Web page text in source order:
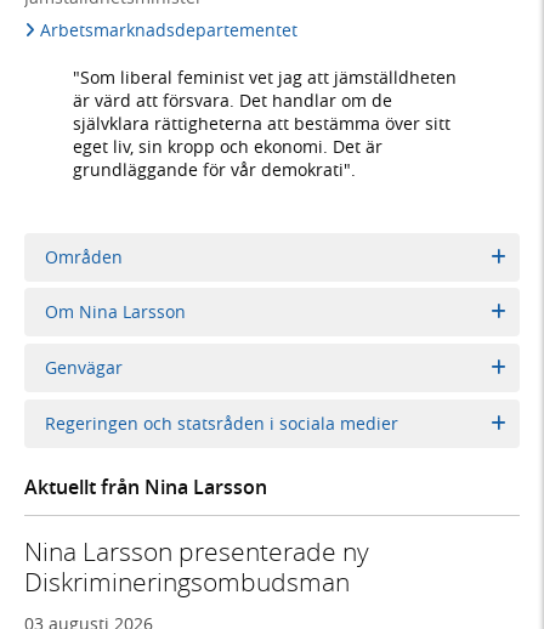
Arbetsmarknadsdepartementet
"Som liberal feminist vet jag att jämställdheten
är värd att försvara. Det handlar om de
självklara rättigheterna att bestämma över sitt
eget liv, sin kropp och ekonomi. Det är
grundläggande för vår demokrati".
Områden
Om Nina Larsson
Genvägar
Regeringen och statsråden i sociala medier
Aktuellt från Nina Larsson
Nina Larsson presenterade ny
Diskrimineringsombudsman
03 augusti 2026